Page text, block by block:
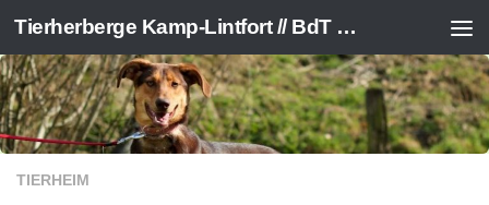
Zum Inhalt springen Tierherberge Kamp-Lintfort // BdT e.V.
TIERHEIM